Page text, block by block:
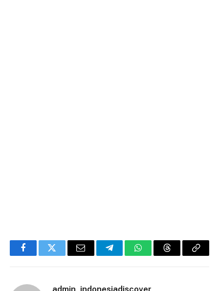
FacebookTwitter Email TelegramWhatsAppThreadsCopy